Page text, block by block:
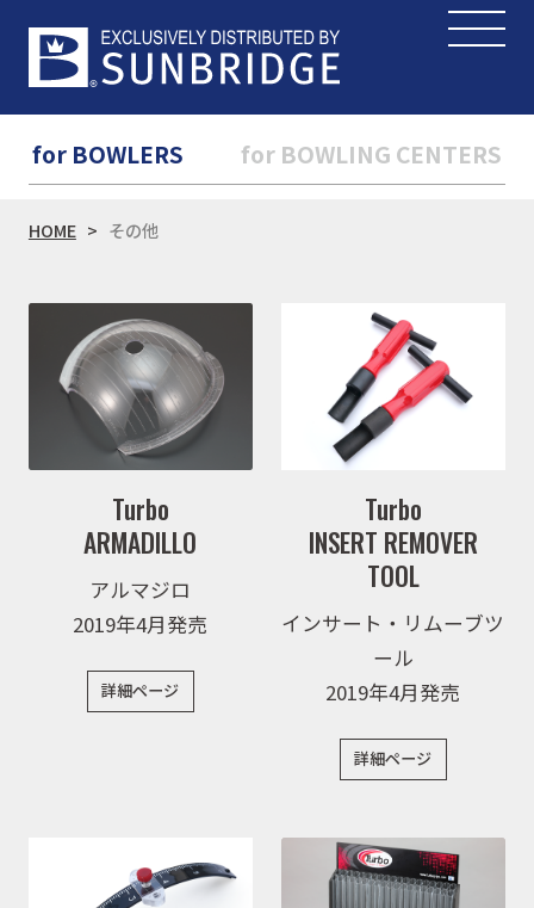
for BOWLERS for BOWLING CENTERS
HOME その他
Turbo
ARMADILLO
アルマジロ
2019年4月発売
詳細ページ
Turbo
INSERT REMOVER
TOOL
インサート・リムーブツ
ール
2019年4月発売
詳細ページ